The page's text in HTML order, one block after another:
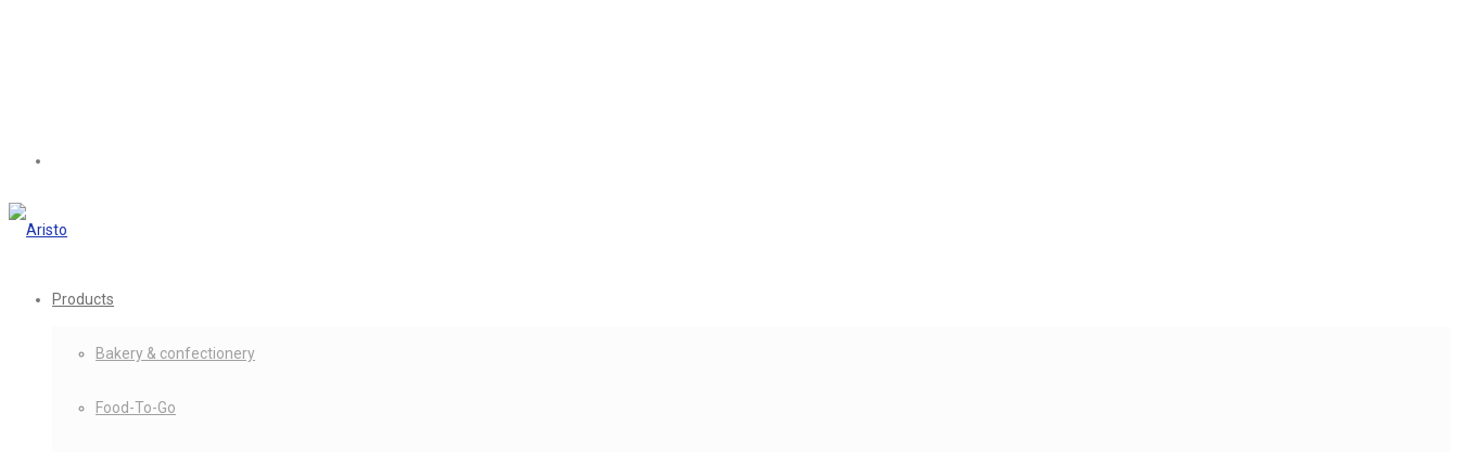
Products
Bakery & confectionery
Food-To-Go